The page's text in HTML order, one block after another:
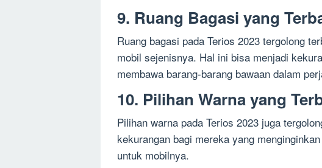
9. Ruang Bagasi yang
Ruang bagasi pada Terios 2023 tergolong
mobil sejenisnya. Hal ini bisa menjadi
membawa barang-barang bawaan dalam
10. Pilihan Warna yang
Pilihan warna pada Terios 2023 juga
kekurangan bagi mereka yang
untuk mobilnya.